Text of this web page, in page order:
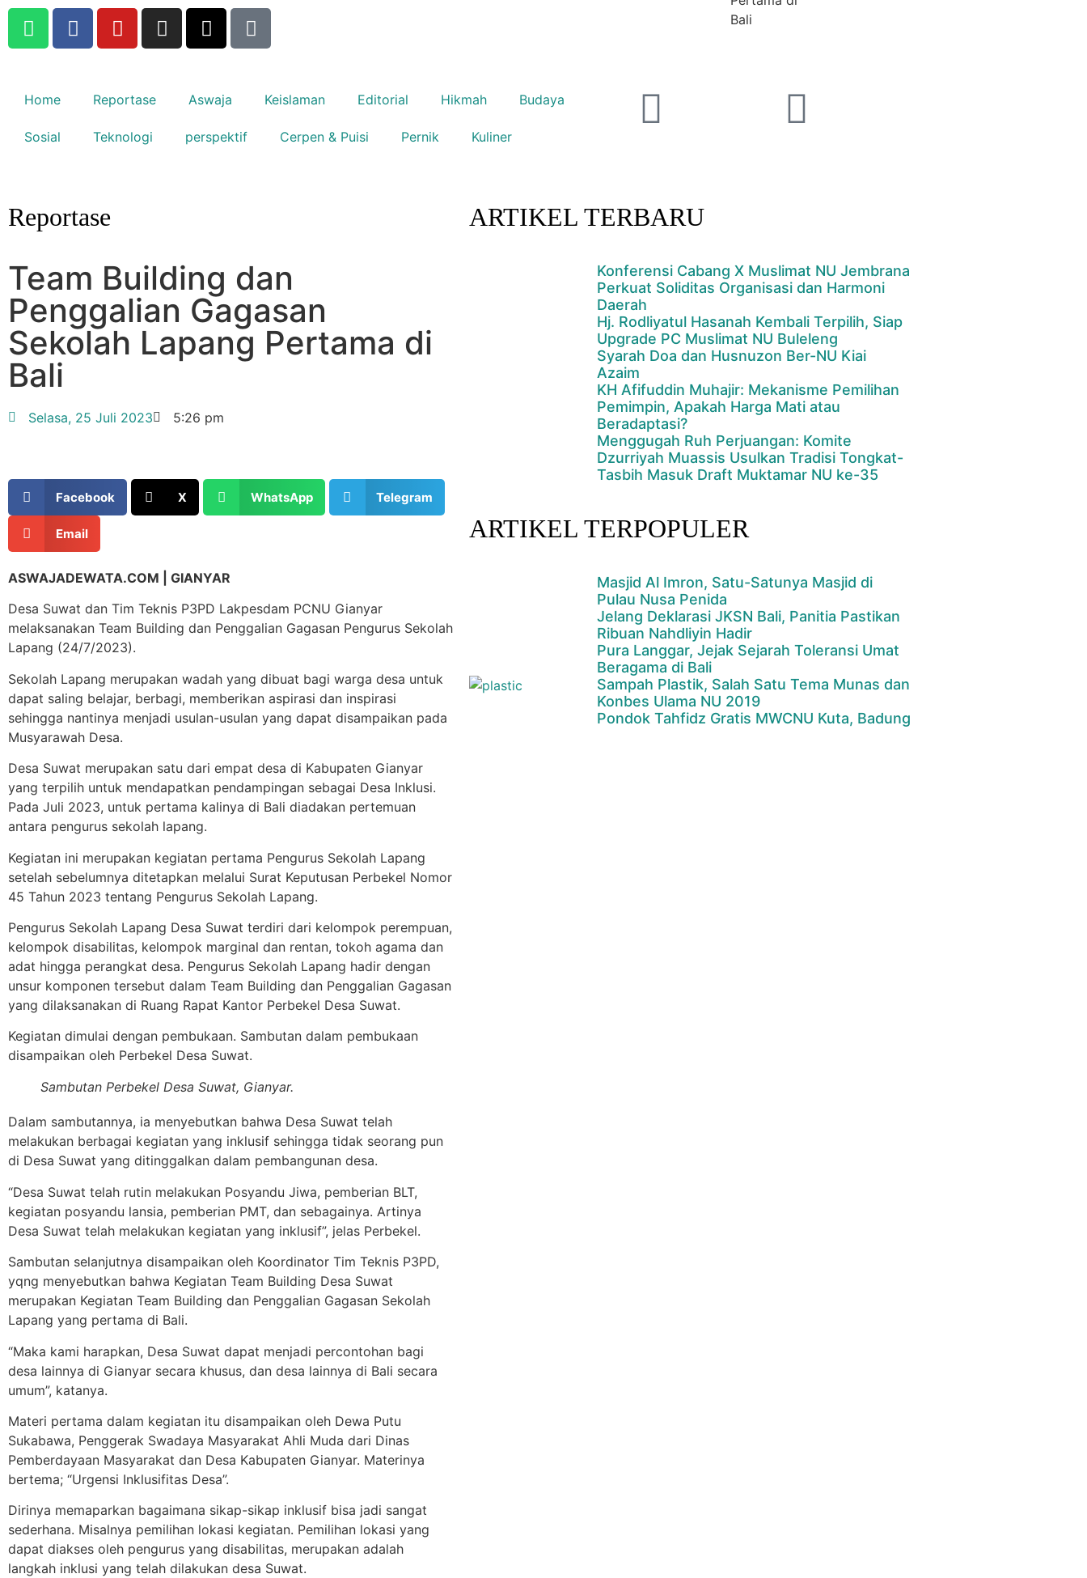
Home Reportase Aswaja Keislaman Editorial Hikmah Budaya
Sosial Teknologi perspektif Cerpen & Puisi Pernik Kuliner
Bali
Reportase
Team Building dan
Penggalian Gagasan
Sekolah Lapang Pertama di
Bali
Selasa, 25 Juli 2023 5:26 pm
Facebook X WhatsApp Telegram
Email
ASWAJADEWATA.COM | GIANYAR
Desa Suwat dan Tim Teknis P3PD Lakpesdam PCNU Gianyar
melaksanakan Team Building dan Penggalian Gagasan Pengurus Sekolah
Lapang (24/7/2023).
Sekolah Lapang merupakan wadah yang dibuat bagi warga desa untuk
dapat saling belajar, berbagi, memberikan aspirasi dan inspirasi
sehingga nantinya menjadi usulan-usulan yang dapat disampaikan pada
Musyarawah Desa.
Desa Suwat merupakan satu dari empat desa di Kabupaten Gianyar
yang terpilih untuk mendapatkan pendampingan sebagai Desa Inklusi.
Pada Juli 2023, untuk pertama kalinya di Bali diadakan pertemuan
antara pengurus sekolah lapang.
Kegiatan ini merupakan kegiatan pertama Pengurus Sekolah Lapang
setelah sebelumnya ditetapkan melalui Surat Keputusan Perbekel Nomor
45 Tahun 2023 tentang Pengurus Sekolah Lapang.
Pengurus Sekolah Lapang Desa Suwat terdiri dari kelompok perempuan,
kelompok disabilitas, kelompok marginal dan rentan, tokoh agama dan
adat hingga perangkat desa. Pengurus Sekolah Lapang hadir dengan
unsur komponen tersebut dalam Team Building dan Penggalian Gagasan
yang dilaksanakan di Ruang Rapat Kantor Perbekel Desa Suwat.
Kegiatan dimulai dengan pembukaan. Sambutan dalam pembukaan
disampaikan oleh Perbekel Desa Suwat.
Sambutan Perbekel Desa Suwat, Gianyar.
Dalam sambutannya, ia menyebutkan bahwa Desa Suwat telah
melakukan berbagai kegiatan yang inklusif sehingga tidak seorang pun
di Desa Suwat yang ditinggalkan dalam pembangunan desa.
“Desa Suwat telah rutin melakukan Posyandu Jiwa, pemberian BLT,
kegiatan posyandu lansia, pemberian PMT, dan sebagainya. Artinya
Desa Suwat telah melakukan kegiatan yang inklusif”, jelas Perbekel.
Sambutan selanjutnya disampaikan oleh Koordinator Tim Teknis P3PD,
yqng menyebutkan bahwa Kegiatan Team Building Desa Suwat
merupakan Kegiatan Team Building dan Penggalian Gagasan Sekolah
Lapang yang pertama di Bali.
“Maka kami harapkan, Desa Suwat dapat menjadi percontohan bagi
desa lainnya di Gianyar secara khusus, dan desa lainnya di Bali secara
umum”, katanya.
Materi pertama dalam kegiatan itu disampaikan oleh Dewa Putu
Sukabawa, Penggerak Swadaya Masyarakat Ahli Muda dari Dinas
Pemberdayaan Masyarakat dan Desa Kabupaten Gianyar. Materinya
bertema; “Urgensi Inklusifitas Desa”.
Dirinya memaparkan bagaimana sikap-sikap inklusif bisa jadi sangat
sederhana. Misalnya pemilihan lokasi kegiatan. Pemilihan lokasi yang
dapat diakses oleh pengurus yang disabilitas, merupakan adalah
langkah inklusi yang telah dilakukan desa Suwat.
ARTIKEL TERBARU
Konferensi Cabang X Muslimat NU Jembrana
Perkuat Soliditas Organisasi dan Harmoni
Daerah
Hj. Rodliyatul Hasanah Kembali Terpilih, Siap
Upgrade PC Muslimat NU Buleleng
Syarah Doa dan Husnuzon Ber-NU Kiai
Azaim
KH Afifuddin Muhajir: Mekanisme Pemilihan
Pemimpin, Apakah Harga Mati atau
Beradaptasi?
Menggugah Ruh Perjuangan: Komite
Dzurriyah Muassis Usulkan Tradisi Tongkat-
Tasbih Masuk Draft Muktamar NU ke-35
ARTIKEL TERPOPULER
Masjid Al Imron, Satu-Satunya Masjid di
Pulau Nusa Penida
Jelang Deklarasi JKSN Bali, Panitia Pastikan
Ribuan Nahdliyin Hadir
Pura Langgar, Jejak Sejarah Toleransi Umat
Beragama di Bali
Sampah Plastik, Salah Satu Tema Munas dan
Konbes Ulama NU 2019
Pondok Tahfidz Gratis MWCNU Kuta, Badung